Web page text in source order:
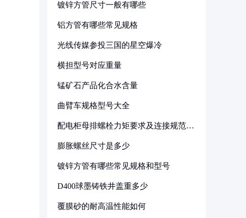
镀锌方管尺寸一般有哪些
铝方管有哪些常见规格
光线传媒参投三国的星空爆冷
横担型号对应重量
锰矿石产品化合水含量
曲臂车规格型号大全
配电柜母排螺栓力矩要求及连接规范详
膨胀螺丝尺寸是多少
镀锌方管有哪些常见规格和型号
D400球墨铸铁井盖重多少
覆膜砂的耐高温性能如何